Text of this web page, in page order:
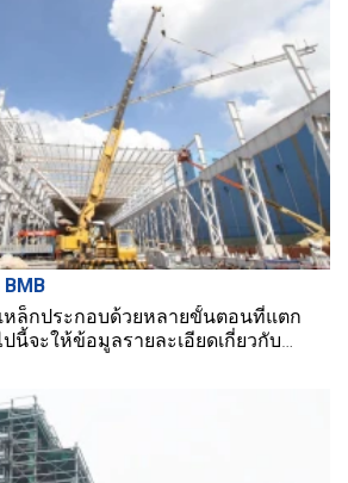
หล็กประกอบด้วยหลายขั้นตอนที่แตก
นี้จะให้ข้อมูลรายละเอียดเกี่ยวกับ